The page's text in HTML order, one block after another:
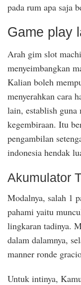
pada rum apa saja
Game play
Arah gim slot
menyeimbangkan
Kalian boleh
menyerahkan cara
lain, establish guna
kegembiraan. Itu
pengambilan
indonesia hendak
Akumulator
Modalnya, salah 1
pahami yaitu
lingkaran tadinya.
dalam dalamnya,
manner ronde
Untuk intinya,